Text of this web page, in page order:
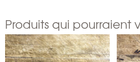
Produits qui pourraient